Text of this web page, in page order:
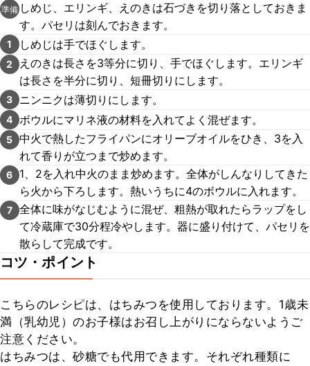
準備 しめじ、エリンギ、えのきは石づきを切り落としておきま
す。パセリは刻んでおきます。
1 しめじは手でほぐします。
2
えのきは長さを3等分に切り、手でほぐします。エリンギ
は長さを半分に切り、短冊切りにします。
3 ニンニクは薄切りにします。
4 ボウルにマリネ液の材料を入れてよく混ぜます。
5 中火で熱したフライパンにオリーブオイルをひき、3を入
れて香りが立つまで炒めます。
6
1、2を入れ中火のまま炒めます。全体がしんなりしてきた
ら火から下ろします。熱いうちに4のボウルに入れます。
7 全体に味がなじむように混ぜ、粗熱が取れたらラップをし
て冷蔵庫で30分程冷やします。器に盛り付けて、パセリを
散らして完成です。
コツ・ポイント
こちらのレシピは、はちみつを使用しております。1歳未
満（乳幼児）のお子様はお召し上がりにならないようご
注意ください。
はちみつは、砂糖でも代用できます。それぞれ種類に